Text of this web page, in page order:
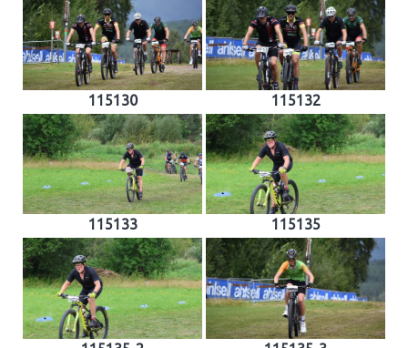
115130 115132
115133 115135